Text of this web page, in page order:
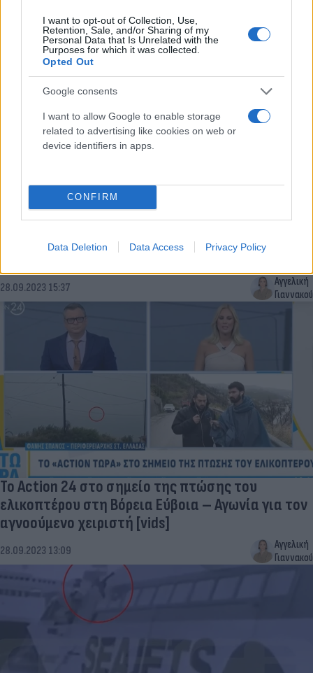
I want to opt-out of Collection, Use,
Retention, Sale, and/or Sharing of my
Personal Data that Is Unrelated with the
Purposes for which it was collected.
Opted Out
Google consents
I want to allow Google to enable storage
related to advertising like cookies on web or
device identifiers in apps.
CONFIRM
Data Deletion Data Access Privacy Policy
05.10.2023 13:19
Πτώση ελικοπτέρου – Βόρεια Εύβοια: Σε εξέλιξη
έρευνες για τον εντοπισμό του – Αποκαλυπτικές
28.09.2023 15:37
Αγγελική
Γιαννακού
To Action 24 στο σημείο της πτώσης του
ελικοπτέρου στη Βόρεια Εύβοια – Αγωνία για τον
αγνοούμενο χειριστή [vids]
28.09.2023 13:09
Αγγελική
Γιαννακού